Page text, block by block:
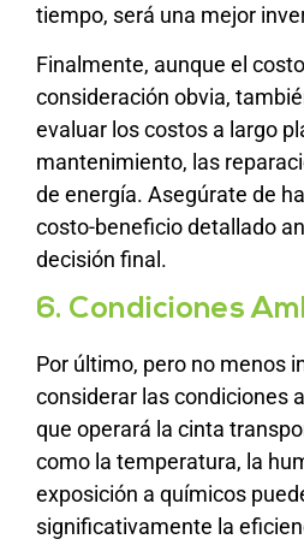
tiempo, será una mejor
Finalmente, aunque el
consideración obvia,
evaluar los costos a largo
mantenimiento, las
de energía. Asegúrate de
costo-beneficio detallado
decisión final.
6. Condiciones
Por último, pero no menos
considerar las condiciones
que operará la cinta
como la temperatura, la
exposición a químicos
significativamente la